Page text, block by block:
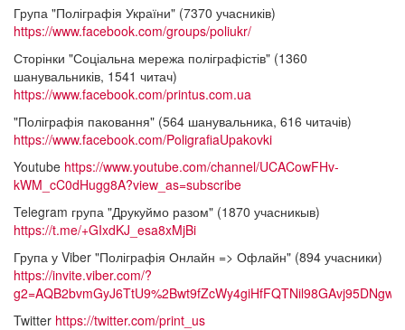
Група "Поліграфія України" (7370 учасників)
https://www.facebook.com/groups/poliukr/
Сторінки "Соціальна мережа поліграфістів" (1360
шанувальників, 1541 читач)
https://www.facebook.com/printus.com.ua
"Поліграфія паковання" (564 шанувальника, 616 читачів)
https://www.facebook.com/PoligrafiaUpakovki
Youtube https://www.youtube.com/channel/UCACowFHv-
kWM_cC0dHugg8A?view_as=subscribe
Telegram група "Друкуймо разом" (1870 учасникыв)
https://t.me/+GIxdKJ_esa8xMjBi
Група у Viber "Поліграфія Онлайн => Офлайн" (894 учасники)
https://invite.viber.com/?
Twitter https://twitter.com/print_us